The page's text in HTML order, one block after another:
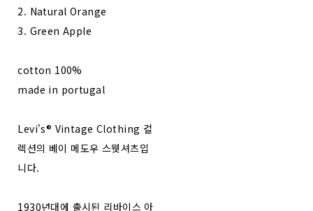
2. Natural Orange
3. Green Apple
cotton 100%
made in portugal
Levi's® Vintage Clothing 컬
렉션의 베이 메도우 스웻셔츠입
니다.
1930년대에 출시된 리바이스 아